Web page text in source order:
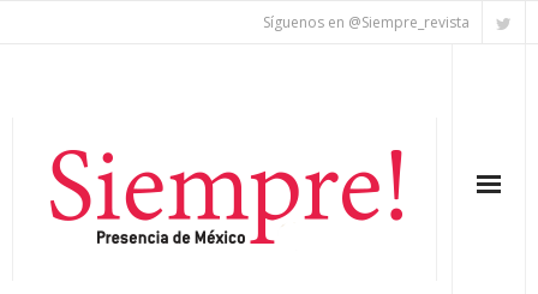
Síguenos en @Siempre_revista